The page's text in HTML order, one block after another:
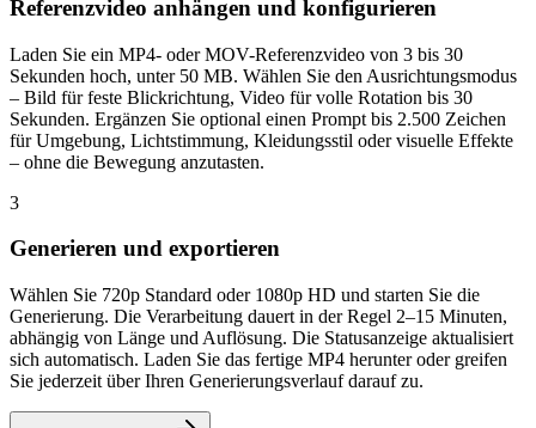
Referenzvideo anhängen und konfigurieren
Laden Sie ein MP4- oder MOV-Referenzvideo von 3 bis 30
Sekunden hoch, unter 50 MB. Wählen Sie den Ausrichtungsmodus
– Bild für feste Blickrichtung, Video für volle Rotation bis 30
Sekunden. Ergänzen Sie optional einen Prompt bis 2.500 Zeichen
für Umgebung, Lichtstimmung, Kleidungsstil oder visuelle Effekte
– ohne die Bewegung anzutasten.
3
Generieren und exportieren
Wählen Sie 720p Standard oder 1080p HD und starten Sie die
Generierung. Die Verarbeitung dauert in der Regel 2–15 Minuten,
abhängig von Länge und Auflösung. Die Statusanzeige aktualisiert
sich automatisch. Laden Sie das fertige MP4 herunter oder greifen
Sie jederzeit über Ihren Generierungsverlauf darauf zu.